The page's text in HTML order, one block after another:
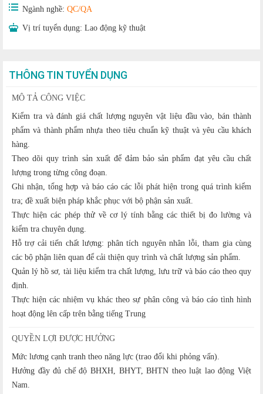
Ngành nghề: QC/QA
Vị trí tuyển dụng: Lao động kỹ thuật
THÔNG TIN TUYỂN DỤNG
MÔ TẢ CÔNG VIỆC
Kiểm tra và đánh giá chất lượng nguyên vật liệu đầu vào, bán thành
phẩm và thành phẩm nhựa theo tiêu chuẩn kỹ thuật và yêu cầu khách
hàng.
Theo dõi quy trình sản xuất để đảm bảo sản phẩm đạt yêu cầu chất
lượng trong từng công đoạn.
Ghi nhận, tổng hợp và báo cáo các lỗi phát hiện trong quá trình kiểm
tra; đề xuất biện pháp khắc phục với bộ phận sản xuất.
Thực hiện các phép thử về cơ lý tính bằng các thiết bị đo lường và
kiểm tra chuyên dụng.
Hỗ trợ cải tiến chất lượng: phân tích nguyên nhân lỗi, tham gia cùng
các bộ phận liên quan để cải thiện quy trình và chất lượng sản phẩm.
Quản lý hồ sơ, tài liệu kiểm tra chất lượng, lưu trữ và báo cáo theo quy
định.
Thực hiện các nhiệm vụ khác theo sự phân công và báo cáo tình hình
hoạt động lên cấp trên bằng tiếng Trung
QUYỀN LỢI ĐƯỢC HƯỞNG
Mức lương cạnh tranh theo năng lực (trao đổi khi phỏng vấn).
Hưởng đầy đủ chế độ BHXH, BHYT, BHTN theo luật lao động Việt
Nam.